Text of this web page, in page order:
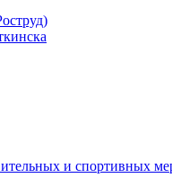
и спортивных